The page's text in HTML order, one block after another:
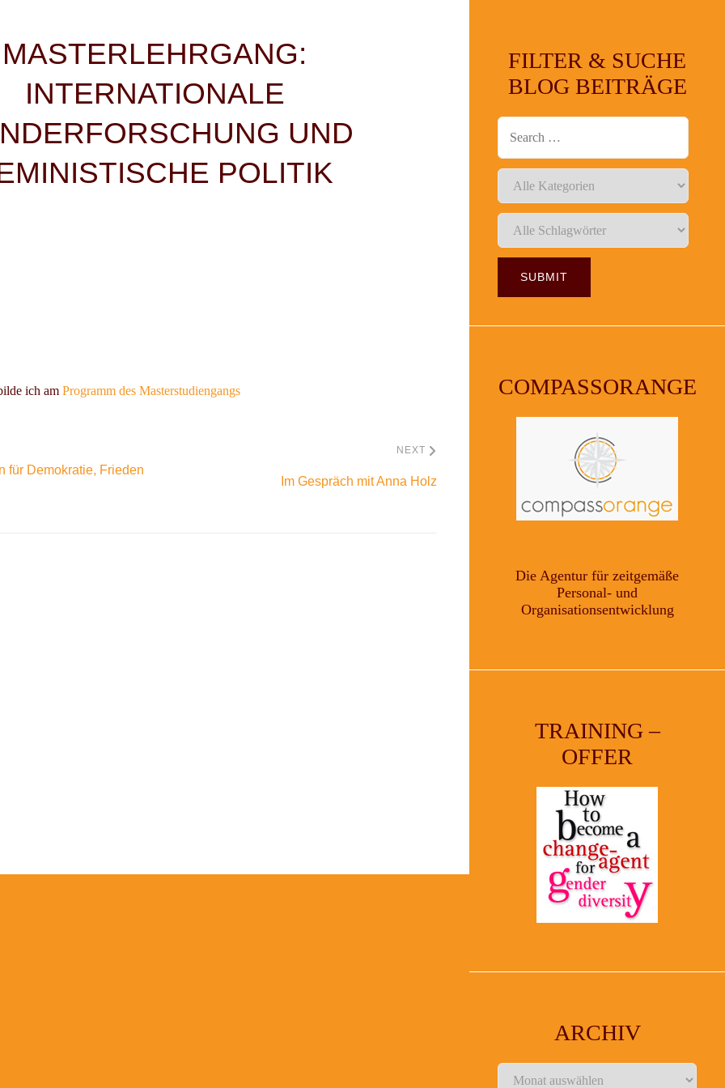
MASTERLEHRGANG:
INTERNATIONALE
UND
POLITIK
ich am Programm des Masterstudiengangs
für Demokratie, Frieden
NEXT
Im Gespräch mit Anna Holz
FILTER & SUCHE
BLOG BEITRÄGE
COMPASSORANGE
Die Agentur für zeitgemäße
Personal- und
Organisationsentwicklung
TRAINING –
OFFER
ARCHIV
Archiv